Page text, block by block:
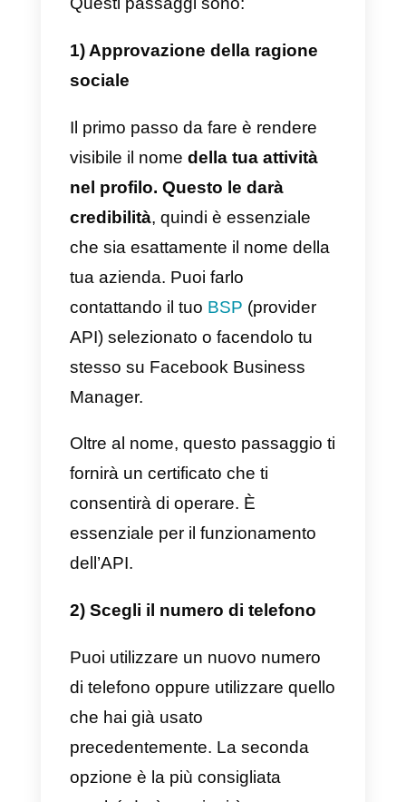
si consiglia di farlo in anticipo.
La verifica di Facebook è
generalmente approvata per le
grandi aziende e non per quelle
più piccole. Assicurati che la tua
attività sia e che sia conforme ai
termini e alle condizioni di
Facebook per commercianti e
aziende. Dopo aver verificato il
procederemo con alcuni
importanti per migrare con
successo il nostro account.
Questi passaggi sono:
1) Approvazione della ragione
sociale
Il primo passo da fare è rendere
visibile il nomedella tua attività
nel profilo. Questo le darà